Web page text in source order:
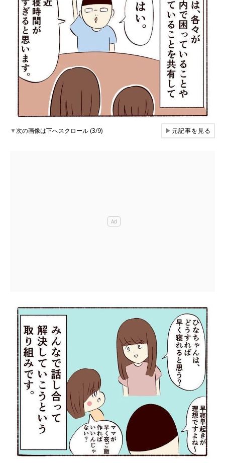
▼次の画像は下へスクロール (3/9) ▶元記事を見る